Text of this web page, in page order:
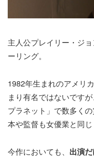
主人公プレイリー・ジ
ーリング。
1982年生まれのアメリ
まり有名ではないです
プラネット」で数多く
本や監督も女優業と同
今作においても、 出演